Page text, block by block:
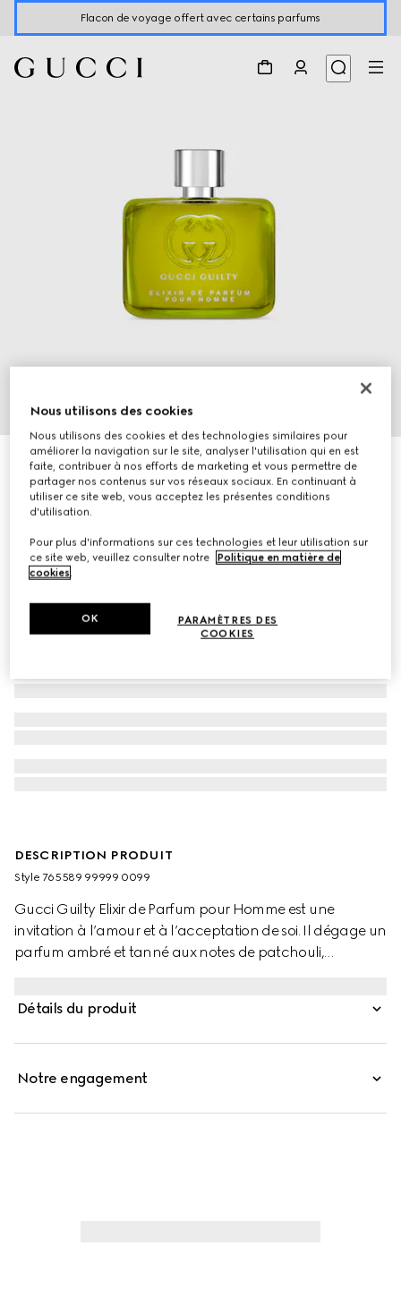
Flacon de voyage offert avec certains parfums
Gucci Guilty Elixir de Parfum pour Homme, 60 ml
€ 168
DESCRIPTION PRODUIT
Style ‎765589 99999 0099
Gucci Guilty Elixir de Parfum pour Homme est une
invitation à l’amour et à l’acceptation de soi. Il dégage un
parfum ambré et tanné aux notes de patchouli,
bouquet est conditionné dans un flacon de couleur vive,
Détails du produit
Notre engagement
Nous utilisons des cookies
Nous utilisons des cookies et des technologies similaires pour
améliorer la navigation sur le site, analyser l'utilisation qui en est
faite, contribuer à nos efforts de marketing et vous permettre de
partager nos contenus sur vos réseaux sociaux. En continuant à
utiliser ce site web, vous acceptez les présentes conditions
d'utilisation.
Pour plus d'informations sur ces technologies et leur utilisation sur
ce site web, veuillez consulter notre
Politique en matière de
cookies.
PARAMÈTRES DES
COOKIES
OK